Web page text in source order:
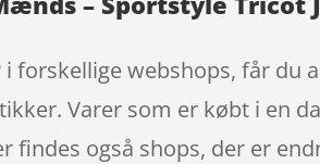
forskellige webshops, får du
Varer som er købt i en
findes også shops, der er